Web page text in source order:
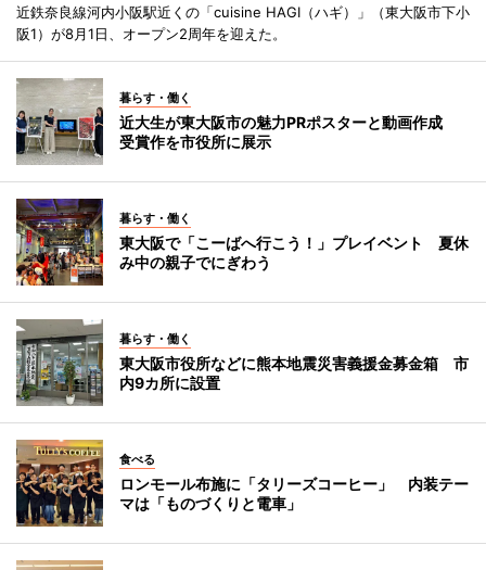
近鉄奈良線河内小阪駅近くの「cuisine HAGI（ハギ）」（東大阪市下小
阪1）が8月1日、オープン2周年を迎えた。
暮らす・働く
近大生が東大阪市の魅力PRポスターと動画作成
受賞作を市役所に展示
暮らす・働く
東大阪で「こーばへ行こう！」プレイベント 夏休
み中の親子でにぎわう
暮らす・働く
東大阪市役所などに熊本地震災害義援金募金箱 市
内9カ所に設置
食べる
ロンモール布施に「タリーズコーヒー」 内装テー
マは「ものづくりと電車」